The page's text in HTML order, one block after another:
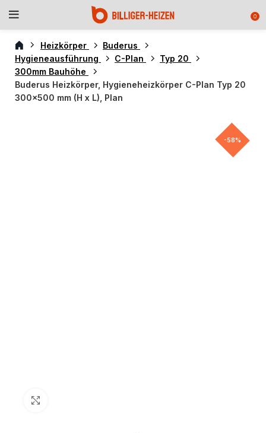
0
Heizkörper
Buderus
Hygieneausführung
C-Plan
Typ 20
300mm Bauhöhe
Buderus Heizkörper, Hygieneheizkörper C-Plan Typ 20
300×500 mm (H x L), Plan
-58%